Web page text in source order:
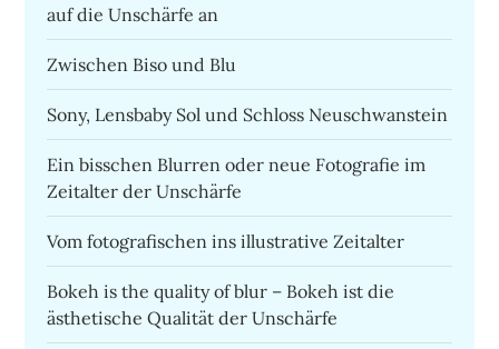
auf die Unschärfe an
Zwischen Biso und Blu
Sony, Lensbaby Sol und Schloss Neuschwanstein
Ein bisschen Blurren oder neue Fotografie im
Zeitalter der Unschärfe
Vom fotografischen ins illustrative Zeitalter
Bokeh is the quality of blur – Bokeh ist die
ästhetische Qualität der Unschärfe